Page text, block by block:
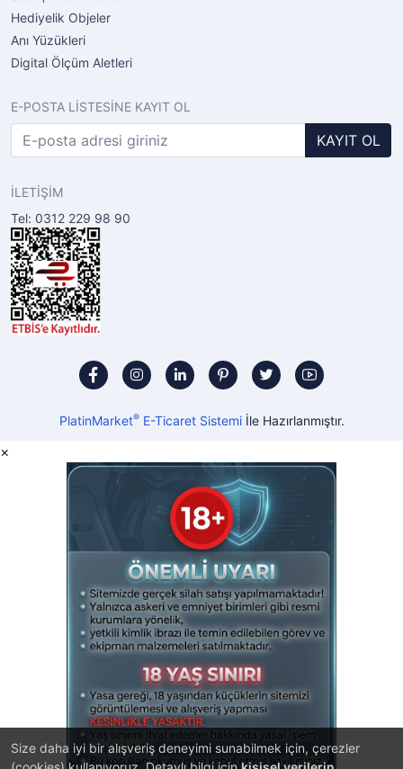
Size daha iyi bir alışveriş deneyimi sunabilmek için, çerezler
Hediyelik Objeler
Anı Yüzükleri
Digital Ölçüm Aletleri
E-POSTA LİSTESİNE KAYIT OL
KAYIT OL
İLETİŞİM
Tel: 0312 229 98 90
PlatinMarket®E-Ticaret Sistemiİle Hazırlanmıştır.
×